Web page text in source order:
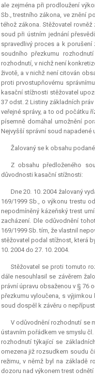
ale zejména při prodloužení
Sb., trestního zákona, ve znění
téhož zákona. Stěžovatel
soud při ústním jednání
spravedlivý proces a k
soudního přezkumu
rozhodnutí, v nichž není
životě, a v nichž není citován
proti prvostupňovému
kasační stížnosti stěžovatel
37 odst. 2 Listiny základních
veřejné správy, a to od počátku
písemně domáhal umožnění
Nejvyšší správní soud napadené
Žalovaný se k obsahu
Z obsahu předloženého
důvodnosti kasační stížnosti:
Dne 20. 10. 2004 žalovaný
169/1999 Sb., o výkonu trestu
nepodmíněný kázeňský trest
zacházení. Dle odůvodnění
169/1999 Sb. tím, že vlastnil
stěžovatel podal stížnost, která
10. 2004 do 27. 10. 2004.
Stěžovatel se proti tomuto
dále nesouhlasil se závěrem
právní úpravu obsaženou v § 76
přezkumu vyloučena, s
soud dospěl k závěru o
V odůvodnění rozhodnutí se
ústavním pořádkem ve smyslu
rozhodnutí týkající se
omezena již rozsudkem soudu
režimu, v němž byl na základě
dozoru nad výkonem trest